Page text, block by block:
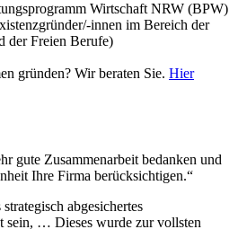
Wirtschaft NRW (BPW)
innen im Bereich der
der Freien Berufe)
gründen? Wir beraten Sie. Hier
gute Zusammenarbeit bedanken und
Ihre Firma berücksichtigen.“
abgesichertes
sein, … Dieses wurde zur vollsten